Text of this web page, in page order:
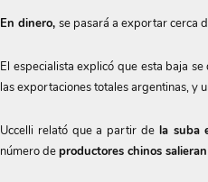
En dinero, se pasará a exportar cerca
El especialista explicó que esta baja
las exportaciones totales argentinas, y
Uccelli relató que a partir de la suba
número deproductores chinos